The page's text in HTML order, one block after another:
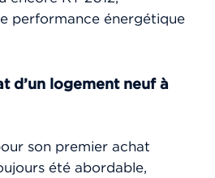
performance énergétique
d’un logement neuf à
son premier achat
été abordable,